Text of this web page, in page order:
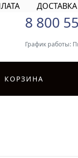
ДОСТАВКА
8 800
График работы:
КОРЗИНА